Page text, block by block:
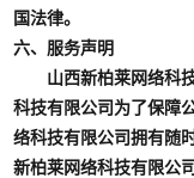
国法律。
六、服务声明
山西新柏莱网络科技
科技有限公司为了保障
络科技有限公司拥有随
新柏莱网络科技有限公